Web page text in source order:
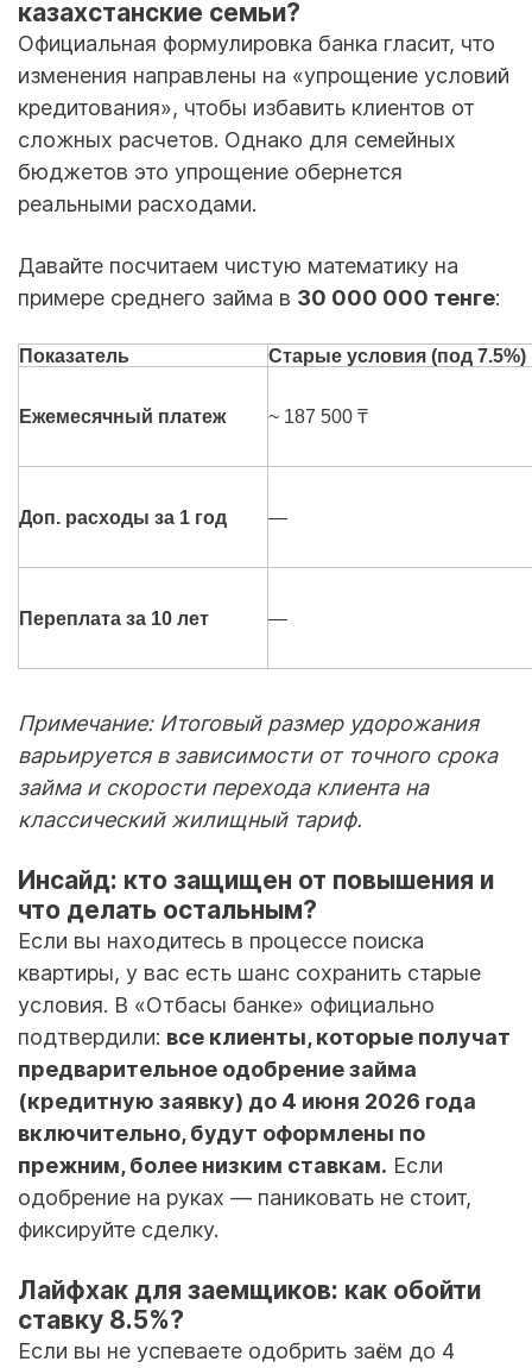
казахстанские семьи?
Официальная формулировка банка гласит, что
изменения направлены на «упрощение условий
кредитования», чтобы избавить клиентов от
сложных расчетов. Однако для семейных
бюджетов это упрощение обернется
реальными расходами.
Давайте посчитаем чистую математику на
примере среднего займа в 30 000 000 тенге:
Показатель Старые условия (под 7.5%)
Ежемесячный платеж ~ 187 500 ₸
Доп. расходы за 1 год —
Переплата за 10 лет —
Примечание: Итоговый размер удорожания
варьируется в зависимости от точного срока
займа и скорости перехода клиента на
классический жилищный тариф.
Инсайд: кто защищен от повышения и
что делать остальным?
Если вы находитесь в процессе поиска
квартиры, у вас есть шанс сохранить старые
условия. В «Отбасы банке» официально
подтвердили: все клиенты, которые получат
предварительное одобрение займа
(кредитную заявку) до 4 июня 2026 года
включительно, будут оформлены по
прежним, более низким ставкам. Если
одобрение на руках — паниковать не стоит,
фиксируйте сделку.
Лайфхак для заемщиков: как обойти
ставку 8.5%?
Если вы не успеваете одобрить заём до 4